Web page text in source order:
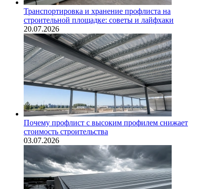
Транспортировка и хранение профлиста на
строительной площадке: советы и лайфхаки
20.07.2026
Почему профлист с высоким профилем снижает
стоимость строительства
03.07.2026